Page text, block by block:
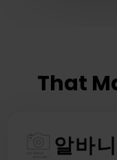
That
알바